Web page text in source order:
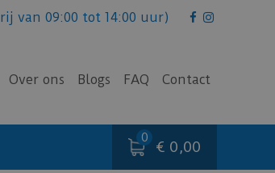
van 09:00 tot 14:00 uur)
Over ons Blogs FAQ Contact
€ 0,00